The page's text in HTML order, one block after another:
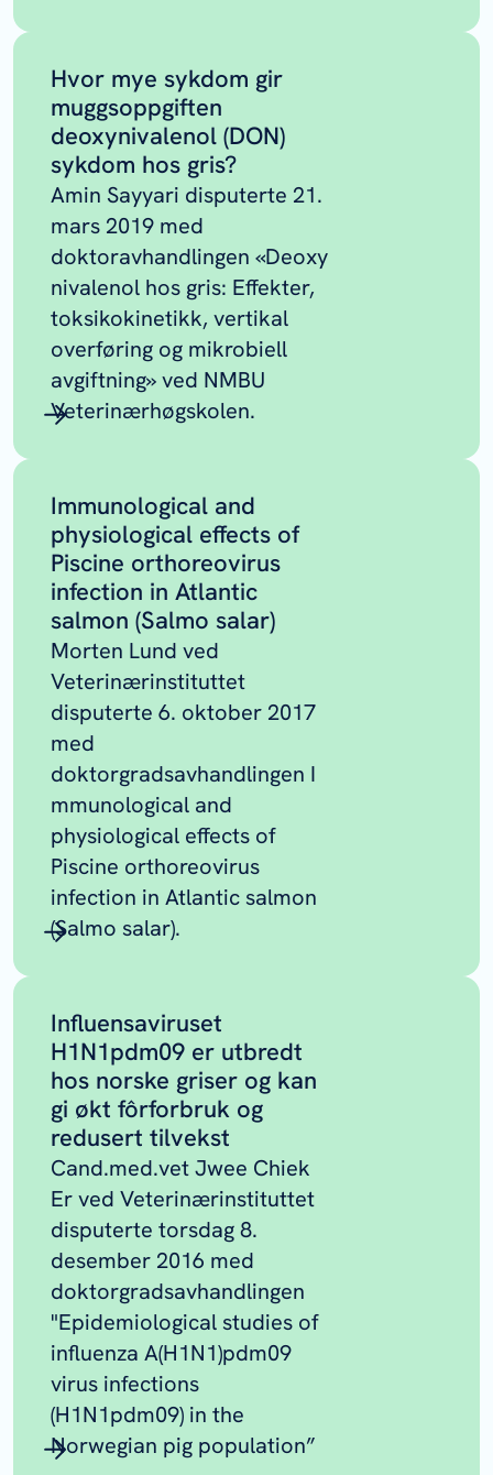
Hvor mye sykdom gir
muggsoppgiften
deoxynivalenol (DON)
sykdom hos gris?
Amin Sayyari disputerte 21.
mars 2019 med
doktoravhandlingen «Deoxy
nivalenol hos gris: Effekter,
toksikokinetikk, vertikal
overføring og mikrobiell
avgiftning» ved NMBU
Veterinærhøgskolen.
Immunological and
physiological effects of
Piscine orthoreovirus
infection in Atlantic
salmon (Salmo salar)
Morten Lund ved
Veterinærinstituttet
disputerte 6. oktober 2017
med
doktorgradsavhandlingen I
mmunological and
physiological effects of
Piscine orthoreovirus
infection in Atlantic salmon
(Salmo salar).
Influensaviruset
H1N1pdm09 er utbredt
hos norske griser og kan
gi økt fôrforbruk og
redusert tilvekst
Cand.med.vet Jwee Chiek
Er ved Veterinærinstituttet
disputerte torsdag 8.
desember 2016 med
doktorgradsavhandlingen
"Epidemiological studies of
influenza A(H1N1)pdm09
virus infections
(H1N1pdm09) in the
Norwegian pig population”